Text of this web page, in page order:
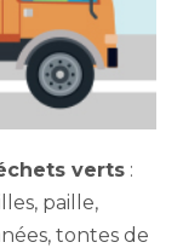
verts :
paille,
tontes de